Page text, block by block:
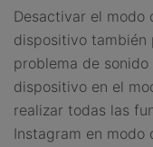
Desactivar el modo
dispositivo también
problema de
dispositivo en el
realizar todas las
Instagram en modo